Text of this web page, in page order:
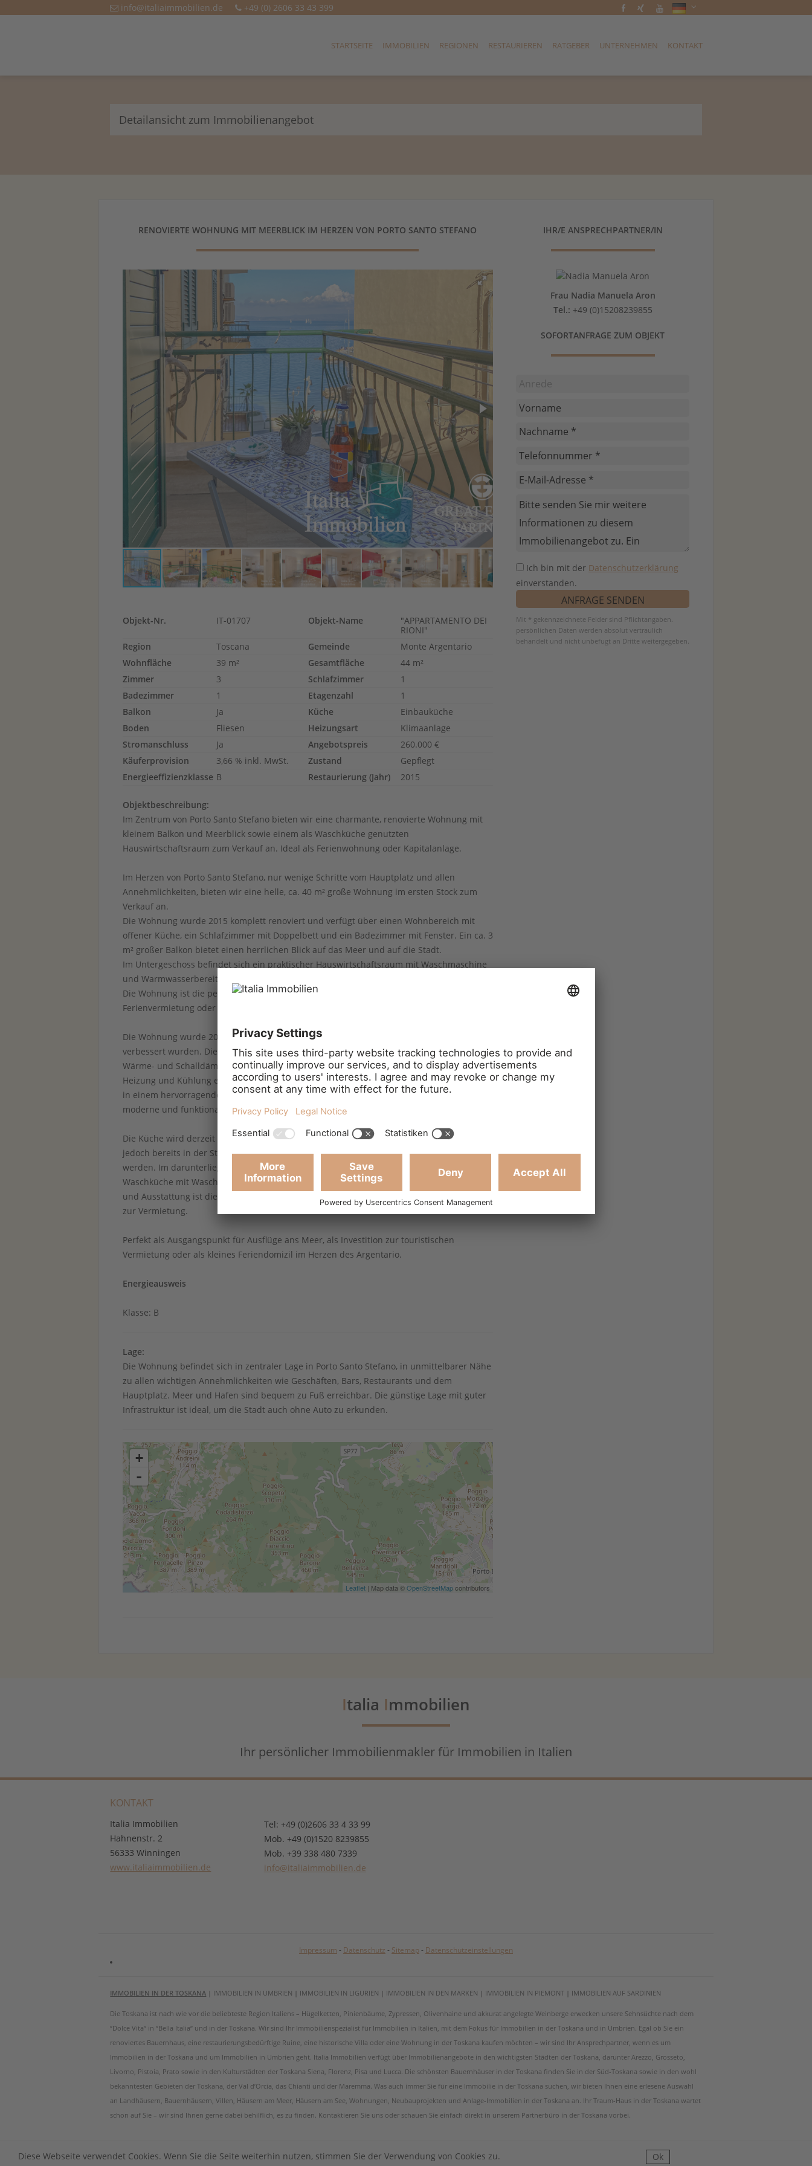
Diese Webseite verwendet Cookies. Wenn Sie die Seite weiterhin nutzen, stimmen Sie der Verwendung von Cookies zu.
Ok
info@italiaimmobilien.de +49 (0) 2606 33 43 399
STARTSEITE IMMOBILIEN REGIONEN RESTAURIEREN RATGEBER UNTERNEHMEN KONTAKT
Detailansicht zum Immobilienangebot
RENOVIERTE WOHNUNG MIT MEERBLICK IM HERZEN VON PORTO SANTO STEFANO
Objekt-Nr. IT-01707 Objekt-Name
"APPARTAMENTO DEI
RIONI"
Region
Toscana Gemeinde
Monte Argentario
Wohnfläche
39 m² Gesamtfläche
44 m²
Zimmer
3 Schlafzimmer
1
Badezimmer
1 Etagenzahl
1
Balkon
Ja Küche
Einbauküche
Boden
Fliesen Heizungsart
Klimaanlage
Stromanschluss
Ja Angebotspreis
260.000 €
Käuferprovision
3,66 % inkl. MwSt. Zustand
Gepflegt
Energieeffizienzklasse B Restaurierung (Jahr) 2015
Objektbeschreibung:
Im Zentrum von Porto Santo Stefano bieten wir eine charmante, renovierte Wohnung mit
kleinem Balkon und Meerblick sowie einem als Waschküche genutzten
Hauswirtschaftsraum zum Verkauf an. Ideal als Ferienwohnung oder Kapitalanlage.
Im Herzen von Porto Santo Stefano, nur wenige Schritte vom Hauptplatz und allen
Annehmlichkeiten, bieten wir eine helle, ca. 40 m² große Wohnung im ersten Stock zum
Verkauf an.
Die Wohnung wurde 2015 komplett renoviert und verfügt über einen Wohnbereich mit
offener Küche, ein Schlafzimmer mit Doppelbett und ein Badezimmer mit Fenster. Ein ca. 3
m² großer Balkon bietet einen herrlichen Blick auf das Meer und auf die Stadt.
Im Untergeschoss befindet sich ein praktischer Hauswirtschaftsraum mit Waschmaschine
und Warmwasserbereiter, der sich ideal als Waschküche eignet.
Die Wohnung ist die perfekte Wahl für einen Strandurlaub, als Kapitalanlage zur
Ferienvermietung oder als kleines Feriendomizil im Herzen des Argentario.
Die Wohnung wurde 2015 komplett renoviert, wobei gezielt Komfort und Energieeffizienz
verbessert wurden. Die PVC-Fenster mit Doppelverglasung gewährleisten eine gute
Wärme- und Schalldämmung; zudem sind alle Fenster mit Moskitonetzen ausgestattet.
Heizung und Kühlung erfolgen über Daikin-Split-Klimaanlagen. Die Immobilie befindet sich
in einem hervorragenden Gesamtzustand, ist sofort bezugsfertig und besticht durch eine
moderne und funktionale Ausstattung.
Die Küche wird derzeit mit Gas aus einer Gasflasche betrieben, eine Erdgasleitung ist
jedoch bereits in der Straße vorhanden und kann für ca. 800 € problemlos angeschlossen
werden. Im darunterliegenden Hauswirtschaftsraum befindet sich eine praktische
Waschküche mit Waschmaschine und Warmwasserbereiter. Dank der vorhandenen Geräte
und Ausstattung ist die Immobilie sofort bezugsfertig, sowohl für den Eigenbedarf als auch
zur Vermietung.
Perfekt als Ausgangspunkt für Ausflüge ans Meer, als Investition zur touristischen
Vermietung oder als kleines Feriendomizil im Herzen des Argentario.
Energieausweis
Klasse: B
Lage:
Die Wohnung befindet sich in zentraler Lage in Porto Santo Stefano, in unmittelbarer Nähe
zu allen wichtigen Annehmlichkeiten wie Geschäften, Bars, Restaurants und dem
Hauptplatz. Meer und Hafen sind bequem zu Fuß erreichbar. Die günstige Lage mit guter
Infrastruktur ist ideal, um die Stadt auch ohne Auto zu erkunden.
+
-
Leaflet| Map data ©OpenStreetMapcontributors
IHR/E ANSPRECHPARTNER/IN
Frau Nadia Manuela Aron
Tel.: +49 (0)15208239855
SOFORTANFRAGE ZUM OBJEKT
Ich bin mit der Datenschutzerklärung
einverstanden.
Mit * gekennzeichnete Felder sind Pflichtangaben.
persönlichen Daten werden absolut vertraulich
behandelt und nicht unbefugt an Dritte weitergegeben.
Italia Immobilien
Ihr persönlicher Immobilienmakler für Immobilien in Italien
KONTAKT
Italia Immobilien
Hahnenstr. 2
56333 Winningen
www.italiaimmobilien.de
Tel: +49 (0)2606 33 4 33 99
Mob. +49 (0)1520 8239855
Mob. +39 338 480 7339
info@italiaimmobilien.de
Impressum - Datenschutz - Sitemap- Datenschutzeinstellungen
IMMOBILIEN IN DER TOSKANA | IMMOBILIEN IN UMBRIEN | IMMOBILIEN IN LIGURIEN | IMMOBILIEN IN DEN MARKEN | IMMOBILIEN IN PIEMONT | IMMOBILIEN AUF SARDINIEN
Die Toskana ist nach wie vor die beliebteste Region Italiens – Hügelketten, Pinienbäume, Zypressen, Olivenhaine und akkurat angelegte Weinberge erwecken unsere Sehnsüchte nach dem
“Dolce Vita“ in “Bella Italia“ und in der Toskana. Wir sind Ihr Immobilienspezialist für Immobilien in Italien, mit dem Fokus für Immobilien in der Toskana und in Umbrien. Egal ob Sie ein
renoviertes Bauernhaus, eine restaurierungsbedürftige Ruine, eine historische Villa oder eine Wohnung in der Toskana kaufen möchten – wir sind Ihr Ansprechpartner, wenn es um
Immobilien in der Toskana und um Immobilien in Umbrien geht. Italia Immobilien verfügt über Immobilienangebote in den wichtigsten Städten der Toskana, darunter Arezzo, Grosseto,
Livorno, Pistoia, Prato sowie in den Kulturstädten der Toskana Siena, Florenz, Pisa und Lucca. Die schönsten Bauernhäuser in der Toskana finden Sie in der Süd-Toskana sowie in den wohl
bekanntesten Gebieten der Toskana, der Val d’Orcia, das Chianti und der Maremma. Was auch immer Sie für eine Immobilie in der Toskana suchen, wir bieten Ihnen eine erlesene Auswahl
an Landhäusern, Bauernhäusern, Villen, Häusern am Meer, Häusern am See, Wohnungen, Neubauprojekten und Anlage-Immobilien in der Toskana an. Ihr Traum-Haus in der Toskana wartet
schon auf Sie – wir sind Ihnen gerne dabei behilflich, es zu finden. Kontaktieren Sie uns oder schauen Sie einfach direkt in unserem Partnerbüro in der Toskana vorbei.
ITALIA IMMOBILIEN - COPYRIGHT 2026 IMMOBILIENSOFTWARE & WEBDESIGN POWERED BY